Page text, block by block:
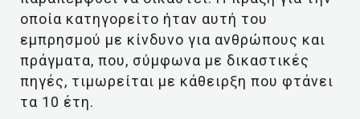
οποία κατηγορείτο ήταν αυτή του
εμπρησμού με κίνδυνο για ανθρώπους και
πράγματα, που, σύμφωνα με δικαστικές
πηγές, τιμωρείται με κάθειρξη που φτάνει
τα 10 έτη.